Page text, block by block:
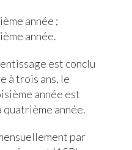
année ;
année.
est conclu
à trois ans, le
année est
année.
par